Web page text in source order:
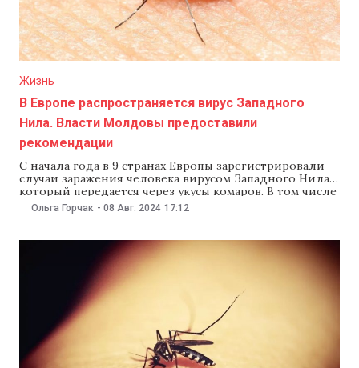
Жизнь
В Европе распространяется вирус Западного
Нила. Власти Молдовы предоставили
рекомендации
С начала года в 9 странах Европы зарегистрировали
случаи заражения человека вирусом Западного Нила,
который передается через укусы комаров. В том числе
в Румынии. В связи с этим Национальное агентство
общественного здоровья 8 августа сообщило, что в
дали рекомендации, как защититься от возможного
Ольга Горчак - 08 Авг. 2024 17:12